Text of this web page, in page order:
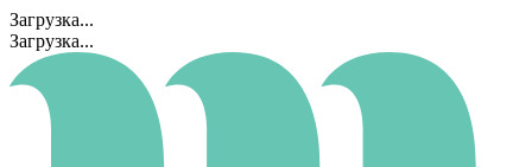
Загрузка...
Загрузка...